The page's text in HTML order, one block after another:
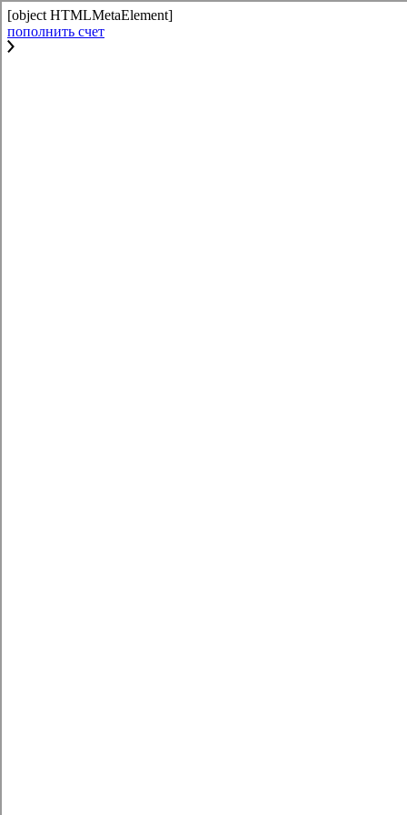
[object HTMLMetaElement]
пополнить счет